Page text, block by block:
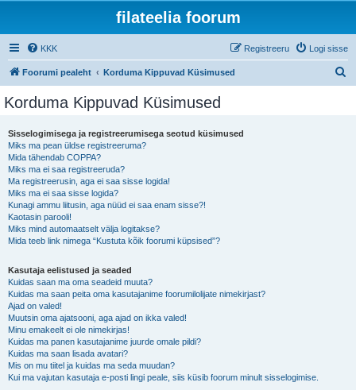
filateelia foorum
KKK Logi sisse
Registreeru
Foorumi pealeht Korduma Kippuvad Küsimused
Korduma Kippuvad Küsimused
Sisselogimisega ja registreerumisega seotud küsimused
Miks ma pean üldse registreeruma?
Mida tähendab COPPA?
Miks ma ei saa registreeruda?
Ma registreerusin, aga ei saa sisse logida!
Miks ma ei saa sisse logida?
Kunagi ammu liitusin, aga nüüd ei saa enam sisse?!
Kaotasin parooli!
Miks mind automaatselt välja logitakse?
Mida teeb link nimega “Kustuta kõik foorumi küpsised”?
Kasutaja eelistused ja seaded
Kuidas saan ma oma seadeid muuta?
Kuidas ma saan peita oma kasutajanime foorumilolijate nimekirjast?
Ajad on valed!
Muutsin oma ajatsooni, aga ajad on ikka valed!
Minu emakeelt ei ole nimekirjas!
Kuidas ma panen kasutajanime juurde omale pildi?
Kuidas ma saan lisada avatari?
Mis on mu tiitel ja kuidas ma seda muudan?
Kui ma vajutan kasutaja e-posti lingi peale, siis küsib foorum minult sisselogimise.